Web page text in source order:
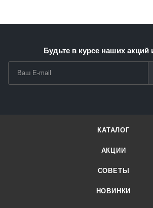
Будьте в курсе наших акций
КАТАЛОГ
АКЦИИ
СОВЕТЫ
НОВИНКИ